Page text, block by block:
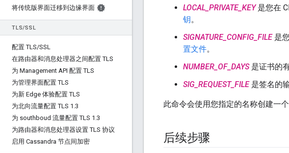
将传统版界面迁移到边缘界面
TLS/SSL
配置 TLS/SSL
在路由器和消息处理器之间配置 TLS
为 Management API 配置 TLS
为管理界面配置 TLS
为新 Edge 体验配置 TLS
为北向流量配置 TLS 1 .3
为 southboud 流量配置 TLS 1 .3
为路由器和消息处理器设置 TLS 协议
启用 Cassandra 节点间加密
LOCAL_PRIVATE_KEY是您在
钥。
SIGNATURE_CONFIG_FILE是
置文件。
NUMBER_OF_DAYS是证书的
SIG_REQUEST_FILE是签名的
此命令会使用您指定的名称创建一个
后续步骤